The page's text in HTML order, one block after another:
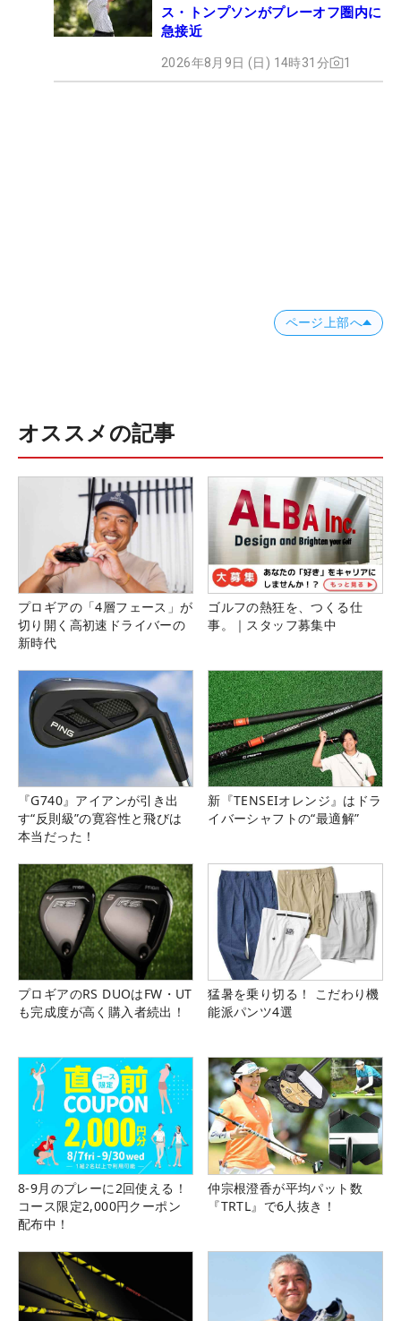
ス・トンプソンがプレーオフ圏内に
急接近
2026年8月9日 (日) 14時31分 1
ページ上部へ
オススメの記事
プロギアの「4層フェース」が
切り開く高初速ドライバーの
新時代
ゴルフの熱狂を、つくる仕
事。｜スタッフ募集中
『G740』アイアンが引き出
す“反則級”の寛容性と飛びは
本当だった！
新『TENSEIオレンジ』はドラ
イバーシャフトの“最適解”
プロギアのRS DUOはFW・UT
も完成度が高く購入者続出！
猛暑を乗り切る！ こだわり機
能派パンツ4選
8-9月のプレーに2回使える！
コース限定2,000円クーポン
配布中！
仲宗根澄香が平均パット数
『TRTL』で6人抜き！